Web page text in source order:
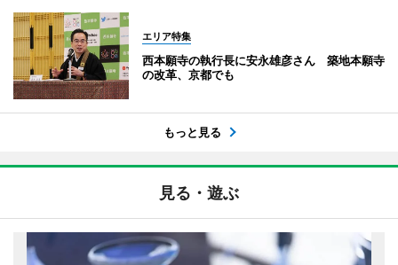
エリア特集
西本願寺の執行長に安永雄彦さん 築地本願寺
の改革、京都でも
もっと見る
見る・遊ぶ